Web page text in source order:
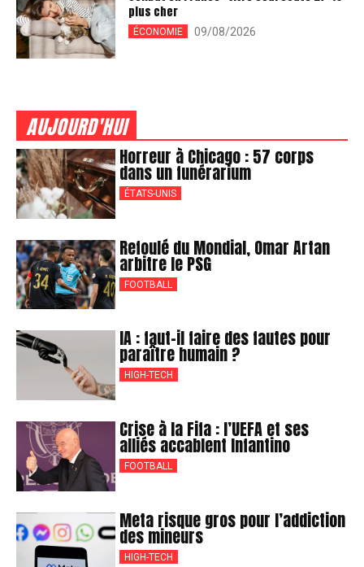
plus cher
ÉCONOMIE 09/08/2026
AUJOURD'HUI
Horreur à Chicago : 57 corps
dans un funérarium
ÉTATS-UNIS
Refoulé du Mondial, Omar Artan
arbitre le PSG
FOOTBALL
IA : faut-il faire des fautes pour
paraître humain ?
HIGH-TECH
Crise à la Fifa : l’UEFA et ses
alliés accablent Infantino
FOOTBALL
Meta risque gros pour l’addiction
des mineurs
HIGH-TECH